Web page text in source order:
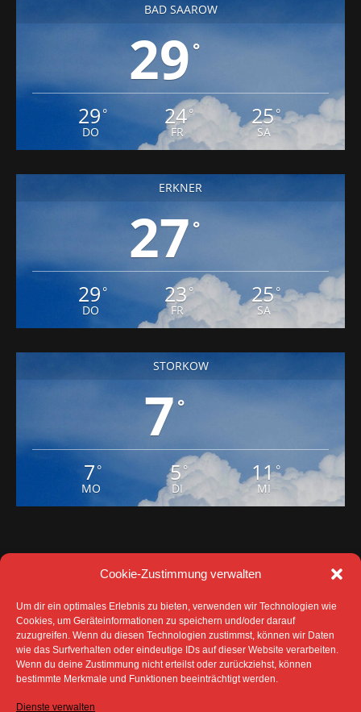
Cookie-Zustimmung verwalten
Um dir ein optimales Erlebnis zu bieten, verwenden wir Technologien wie
Cookies, um Geräteinformationen zu speichern und/oder darauf
zuzugreifen. Wenn du diesen Technologien zustimmst, können wir Daten
wie das Surfverhalten oder eindeutige IDs auf dieser Website verarbeiten.
Wenn du deine Zustimmung nicht erteilst oder zurückziehst, können
bestimmte Merkmale und Funktionen beeinträchtigt werden.
Dienste verwalten
BAD SAAROW
29 °
29 °
DO
24°
FR
25°
SA
ERKNER
27 °
29 °
DO
23°
FR
25°
SA
STORKOW
7°
7 °
MO
5°
DI
11°
MI
DATENSCHUTZ
IMPRESSUM
COOKIE-RICHTLINIE (EU)
SÄMTLICHE TEXTE, BILDER UND ANDERE